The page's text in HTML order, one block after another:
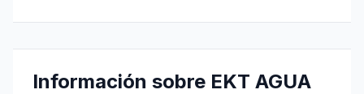
Información sobre EKT AGUA